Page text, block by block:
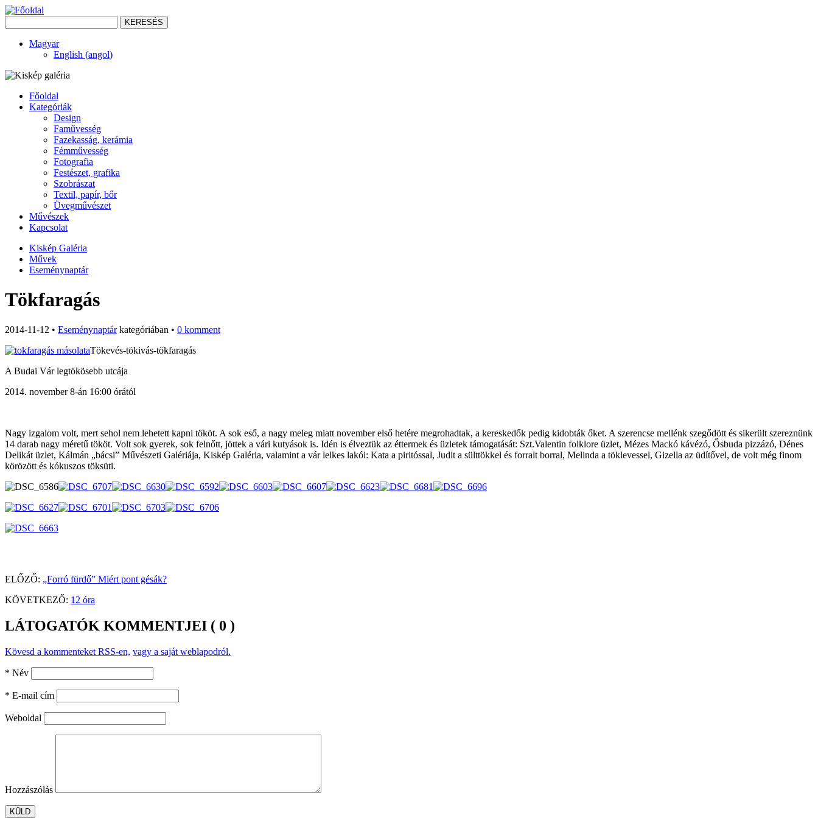
KERESÉS
Magyar
English (angol)
Főoldal
Kategóriák
Design
Faművesség
Fazekasság, kerámia
Fémművesség
Fotografia
Festészet, grafika
Szobrászat
Textil, papír, bőr
Üvegművészet
Művészek
Kapcsolat
Kiskép Galéria
Művek
Eseménynaptár
Tökfaragás
2014-11-12 • Eseménynaptárkategóriában • 0 komment
Tökevés-tökivás-tökfaragás
A Budai Vár legtökösebb utcája
2014. november 8-án 16:00 órától
Nagy izgalom volt, mert sehol nem lehetett kapni tököt. A sok eső, a nagy meleg miatt november első hetére megrohadtak, a kereskedők pedig kidobták őket. A szerencse mellénk szegődött és sikerült szereznünk
14 darab nagy méretű tököt. Volt sok gyerek, sok felnőtt, jöttek a vári kutyások is. Idén is élveztük az éttermek és üzletek támogatását: Szt.Valentin folklore üzlet, Mézes Mackó kávézó, Ősbuda pizzázó, Dénes
Delikát üzlet, Kálmán „bácsi” Művészeti Galériája, Kiskép Galéria, valamint a vár lelkes lakói: Kata a piritóssal, Judit a sülttökkel és forralt borral, Melinda a töklevessel, Gizella az üdítővel, de volt még finom
körözött és kókuszos töksüti.
ELŐZŐ: „Forró fürdő” Miért pont gésák?
KÖVETKEZŐ: 12 óra
LÁTOGATÓK KOMMENTJEI ( 0 )
Kövesd a kommenteket RSS-en, vagy a saját weblapodról.
* Név
* E-mail cím
Weboldal
Hozzászólás
KÜLD